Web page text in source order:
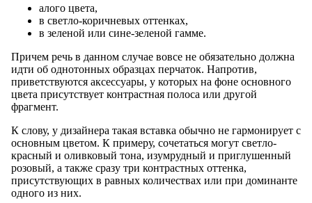
алого цвета,
в светло-коричневых оттенках,
в зеленой или сине-зеленой гамме.
Причем речь в данном случае вовсе не обязательно должна
идти об однотонных образцах перчаток. Напротив,
приветствуются аксессуары, у которых на фоне основного
цвета присутствует контрастная полоса или другой
фрагмент.
К слову, у дизайнера такая вставка обычно не гармонирует с
основным цветом. К примеру, сочетаться могут светло-
красный и оливковый тона, изумрудный и приглушенный
розовый, а также сразу три контрастных оттенка,
присутствующих в равных количествах или при доминанте
одного из них.